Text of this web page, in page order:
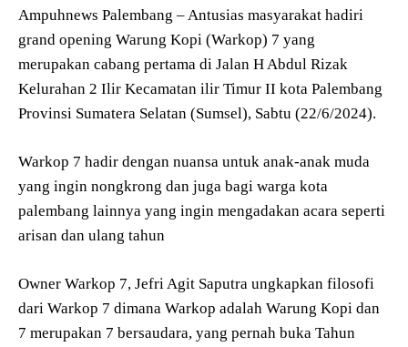
Ampuhnews Palembang – Antusias masyarakat hadiri
grand opening Warung Kopi (Warkop) 7 yang
merupakan cabang pertama di Jalan H Abdul Rizak
Kelurahan 2 Ilir Kecamatan ilir Timur II kota Palembang
Provinsi Sumatera Selatan (Sumsel), Sabtu (22/6/2024).
Warkop 7 hadir dengan nuansa untuk anak-anak muda
yang ingin nongkrong dan juga bagi warga kota
palembang lainnya yang ingin mengadakan acara seperti
arisan dan ulang tahun
Owner Warkop 7, Jefri Agit Saputra ungkapkan filosofi
dari Warkop 7 dimana Warkop adalah Warung Kopi dan
7 merupakan 7 bersaudara, yang pernah buka Tahun